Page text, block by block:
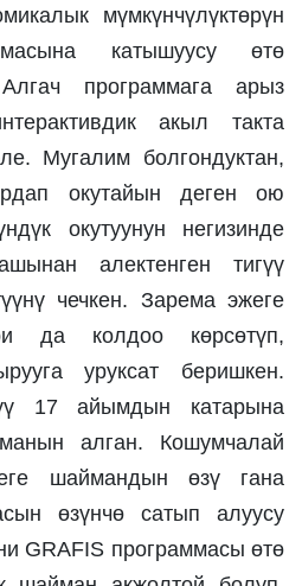
мүмкүнчүлүктөрүн
катышуусу өтө
программага арыз
акыл такта
Мугалим болгондуктан,
окутайын деген ою
окутуунун негизинде
алектенген тигүү
чечкен. Зарема эжеге
да колдоо көрсөтүп,
уруксат беришкен.
17 айымдын катарына
алган. Кошумчалай
шаймандын өзү гана
өзүнчө сатып алуусу
GRAFIS программасы өтө